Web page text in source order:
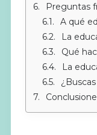
Preguntas
A qué edad
La
Qué
La
¿Buscas